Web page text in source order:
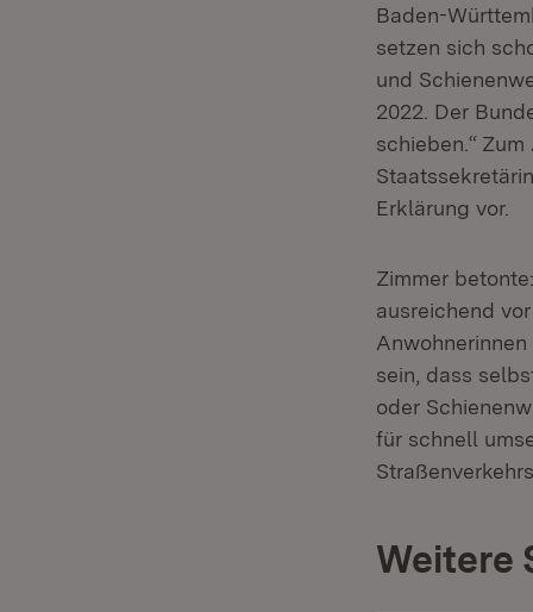
Baden-
setzen sich
und
2022. Der
schieben.“
Erklärung vor.
Zimmer
ausreichend
sein, dass
oder
für schnell
Weitere